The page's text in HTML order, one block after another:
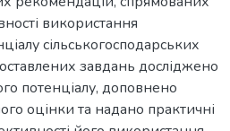
використання
сільськогосподарських
завдань досліджено
потенціалу, доповнено
оцінки та надано практичні